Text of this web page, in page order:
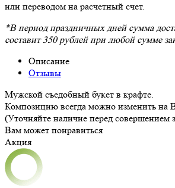
или переводом на расчетный счет.
*В период праздничных дней сумма
составит 350 рублей при любой сумме
Описание
Отзывы
Мужской съедобный букет в крафте.
Композицию всегда можно изменить на
(Уточняйте наличие перед совершением
Вам может понравиться
Акция